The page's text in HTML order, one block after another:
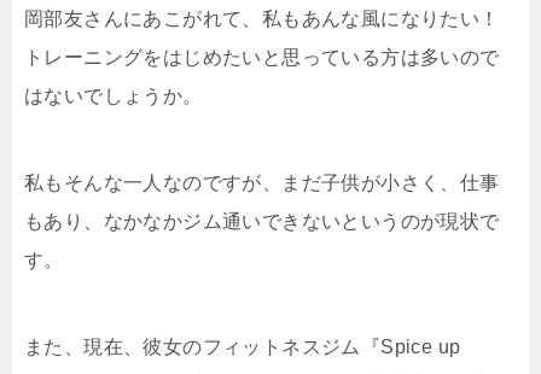
岡部友さんにあこがれて、私もあんな風になりたい！
トレーニングをはじめたいと思っている方は多いので
はないでしょうか。
私もそんな一人なのですが、まだ子供が小さく、仕事
もあり、なかなかジム通いできないというのが現状で
す。
また、現在、彼女のフィットネスジム『Spice up